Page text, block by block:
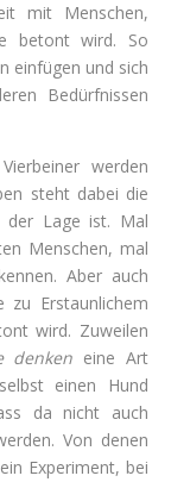
mit Menschen,
betont wird. So
einfügen und sich
Bedürfnissen
werden
steht dabei die
der Lage ist. Mal
Menschen, mal
Aber auch
Erstaunlichem
wird. Zuweilen
denken eine Art
einen Hund
da nicht auch
Von denen
Experiment, bei